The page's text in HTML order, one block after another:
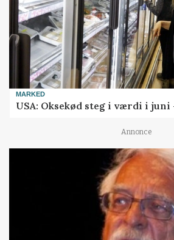
MARKED
USA: Oksekød steg i værdi i juni
Annonce